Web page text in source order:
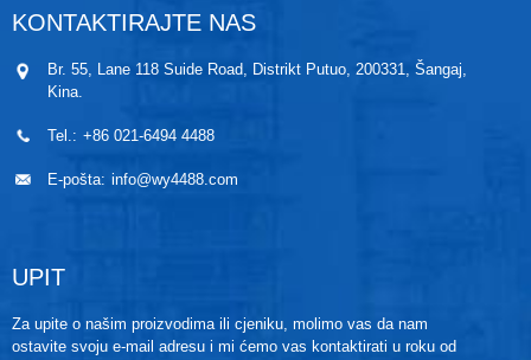
i jednostavnih za čišćenje. Zahvaljujući visokoj radnoj
frekvenciji, prikladni su i za dinamičko mjerenje.
KONTAKTIRAJTE NAS
Br. 55, Lane 118 Suide Road, Distrikt Putuo, 200331, Šangaj,
Kina.
Tel.: +86 021-6494 4488
E-pošta: info@wy4488.com
UPIT
Za upite o našim proizvodima ili cjeniku, molimo vas da nam
ostavite svoju e-mail adresu i mi ćemo vas kontaktirati u roku od